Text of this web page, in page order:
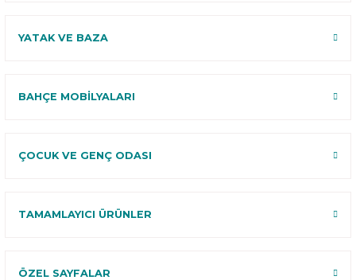
YATAK VE BAZA
BAHÇE MOBİLYALARI
ÇOCUK VE GENÇ ODASI
TAMAMLAYICI ÜRÜNLER
ÖZEL SAYFALAR